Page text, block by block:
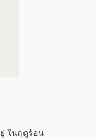
ในฤดูร้อน